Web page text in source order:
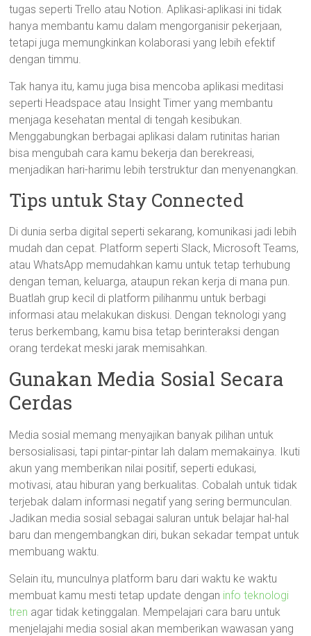
tugas seperti Trello atau Notion. Aplikasi-aplikasi ini tidak
hanya membantu kamu dalam mengorganisir pekerjaan,
tetapi juga memungkinkan kolaborasi yang lebih efektif
dengan timmu.
Tak hanya itu, kamu juga bisa mencoba aplikasi meditasi
seperti Headspace atau Insight Timer yang membantu
menjaga kesehatan mental di tengah kesibukan.
Menggabungkan berbagai aplikasi dalam rutinitas harian
bisa mengubah cara kamu bekerja dan berekreasi,
menjadikan hari-harimu lebih terstruktur dan menyenangkan.
Tips untuk Stay Connected
Di dunia serba digital seperti sekarang, komunikasi jadi lebih
mudah dan cepat. Platform seperti Slack, Microsoft Teams,
atau WhatsApp memudahkan kamu untuk tetap terhubung
dengan teman, keluarga, ataupun rekan kerja di mana pun.
Buatlah grup kecil di platform pilihanmu untuk berbagi
informasi atau melakukan diskusi. Dengan teknologi yang
terus berkembang, kamu bisa tetap berinteraksi dengan
orang terdekat meski jarak memisahkan.
Gunakan Media Sosial Secara
Cerdas
Media sosial memang menyajikan banyak pilihan untuk
bersosialisasi, tapi pintar-pintar lah dalam memakainya. Ikuti
akun yang memberikan nilai positif, seperti edukasi,
motivasi, atau hiburan yang berkualitas. Cobalah untuk tidak
terjebak dalam informasi negatif yang sering bermunculan.
Jadikan media sosial sebagai saluran untuk belajar hal-hal
baru dan mengembangkan diri, bukan sekadar tempat untuk
membuang waktu.
Selain itu, munculnya platform baru dari waktu ke waktu
membuat kamu mesti tetap update dengan info teknologi
tren agar tidak ketinggalan. Mempelajari cara baru untuk
menjelajahi media sosial akan memberikan wawasan yang